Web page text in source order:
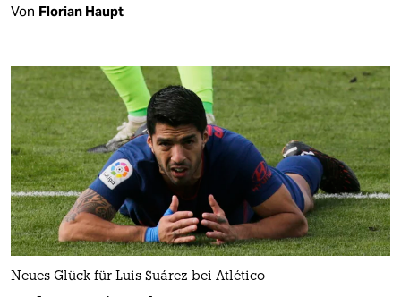
Von Florian Haupt
Neues Glück für Luis Suárez bei Atlético